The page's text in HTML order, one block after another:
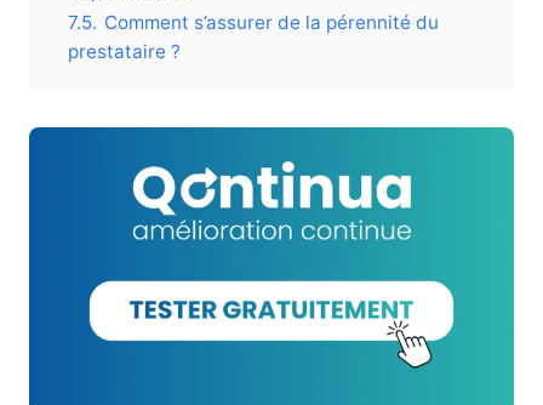
7.5. Comment s’assurer de la pérennité du
prestataire ?